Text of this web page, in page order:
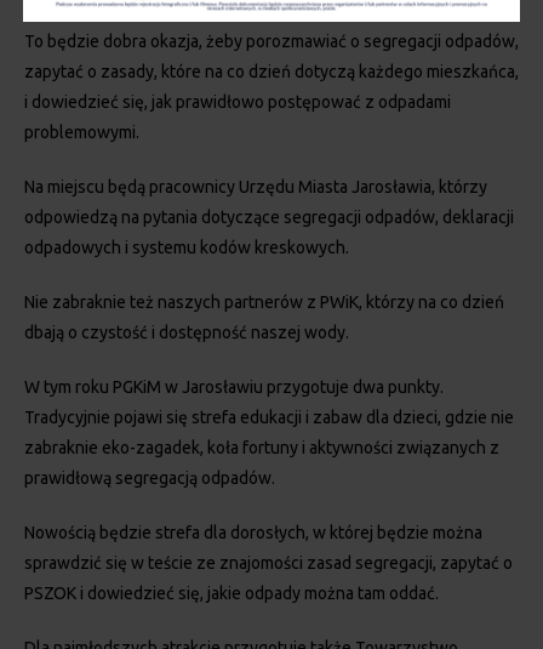
To będzie dobra okazja, żeby porozmawiać o segregacji odpadów,
zapytać o zasady, które na co dzień dotyczą każdego mieszkańca,
i dowiedzieć się, jak prawidłowo postępować z odpadami
problemowymi.
Na miejscu będą pracownicy Urzędu Miasta Jarosławia, którzy
odpowiedzą na pytania dotyczące segregacji odpadów, deklaracji
odpadowych i systemu kodów kreskowych.
Nie zabraknie też naszych partnerów z PWiK, którzy na co dzień
dbają o czystość i dostępność naszej wody.
W tym roku PGKiM w Jarosławiu przygotuje dwa punkty.
Tradycyjnie pojawi się strefa edukacji i zabaw dla dzieci, gdzie nie
zabraknie eko-zagadek, koła fortuny i aktywności związanych z
prawidłową segregacją odpadów.
Nowością będzie strefa dla dorosłych, w której będzie można
sprawdzić się w teście ze znajomości zasad segregacji, zapytać o
PSZOK i dowiedzieć się, jakie odpady można tam oddać.